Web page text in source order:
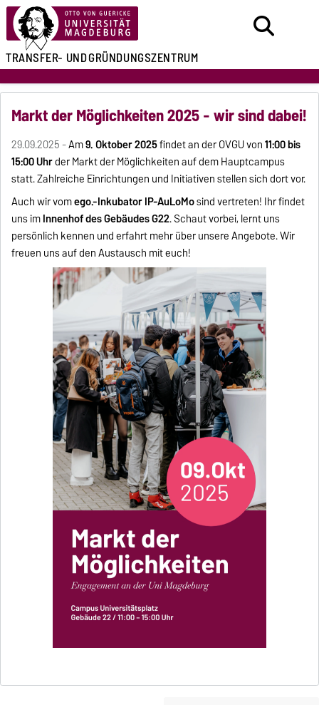
TRANSFER- UNDGRÜNDUNGSZENTRUM
Markt der Möglichkeiten 2025 - wir sind dabei!
29.09.2025 -Am9. Oktober 2025findet an der OVGU von11:00 bis
15:00 Uhrder Markt der Möglichkeiten auf dem Hauptcampus
statt. Zahlreiche Einrichtungen und Initiativen stellen sich dort vor.
Auch wir vomego.-Inkubator IP-AuLoMosind vertreten! Ihr findet
uns imInnenhof des Gebäudes G22. Schaut vorbei, lernt uns
persönlich kennen und erfahrt mehr über unsere Angebote. Wir
freuen uns auf den Austausch mit euch!